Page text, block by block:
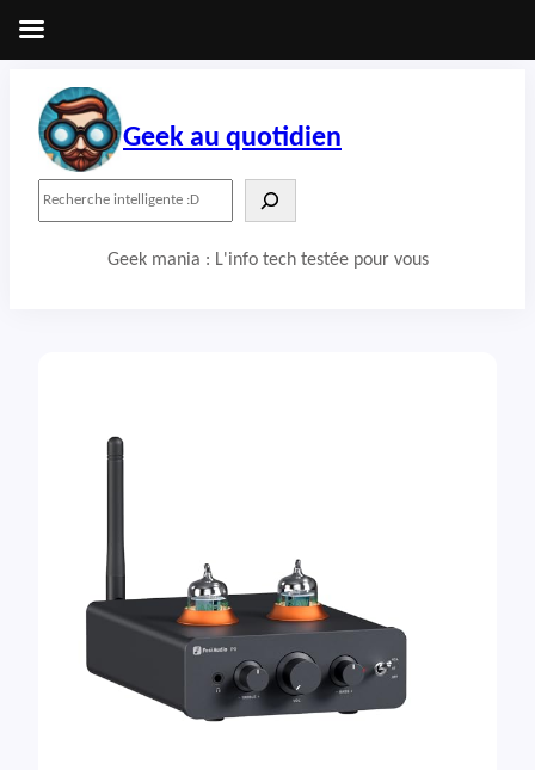
contenu
Geek au quotidien
Geek mania : L'info tech testée pour vous